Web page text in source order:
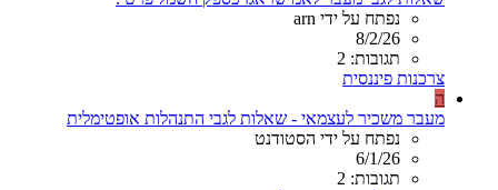
נפתח על ידי arn
8/2/26
תגובות: 2
צרכנות פיננסית
ה
מעבר משכיר לעצמאי - שאלות לגבי התנהלות אופטימלית
נפתח על ידי הסטודנט
6/1/26
תגובות: 2